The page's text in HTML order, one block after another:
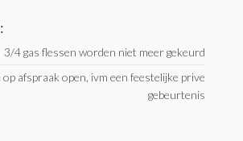
3/4 gas flessen worden niet meer gekeurd
afspraak open, ivm een feestelijke prive
gebeurtenis